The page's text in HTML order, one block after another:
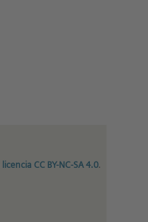
licencia CC BY-NC-SA 4.0.